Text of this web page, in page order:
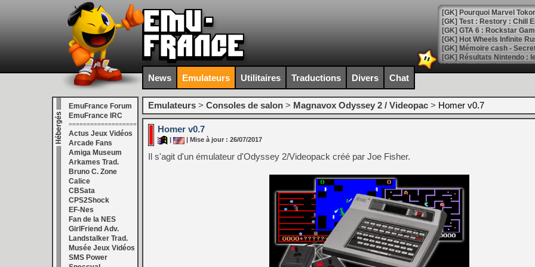
[GK] Pourquoi Marvel
[GK] Test : Restory : Chill
[GK] GTA 6 : Rockstar
[GK] Hot Wheels Infinite
[GK] Mémoire cash -
[GK] Résultats Nintendo :
[GK] Déjà des
[Mo5] Brickboy cherche à
[GK] Minecraft et ses «
[GK] Beast of
[GK] Ubisoft : fin de partie
[GK] Mémoire cash -
[GK] Dan Houser (GTA)
[GK] Comment EA Sports
[GK] Crimson Moon : un
[GK] Isle of Reveries : le
[GK] Moonlighter 2 : The
[GK] Capcom relance
[Mo5] Deux inédits du
[GK] Le beat'em up The
[GK] Endless Legend 2 :
News Emulateurs Utilitaires Traductions Divers Chat
EmuFrance Forum
EmuFrance IRC
===================
Actus Jeux Vidéos
Arcade Fans
Amiga Museum
Arkames Trad.
Bruno C. Zone
Calice
CBSata
CPS2Shock
EF-Nes
Fan de la NES
GirlFriend Adv.
Landstalker Trad.
Musée Jeux Vidéos
SMS Power
Emulateurs > Consoles de salon > Magnavox Odyssey 2 / Videopac > Homer v0.7
Homer v0.7
| Mise à jour : 26/07/2017
Il s'agit d'un émulateur d'Odyssey 2/Videopack créé par Joe Fisher.